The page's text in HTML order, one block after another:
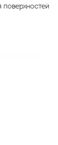
поверхностей